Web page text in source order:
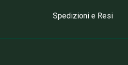
Spedizioni e Resi